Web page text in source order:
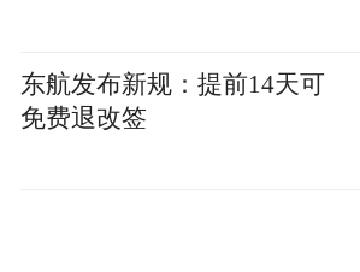
建、贵州、黑龙江作为主宾
市参会，其中省部级领导率团
点企业、商协会方面，西门
翰、比亚迪、宁德时代、吉
东航发布新规：提前14天可
免费退改签